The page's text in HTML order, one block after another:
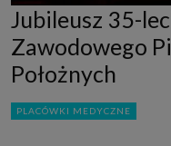
Jubileusz 35-
Zawodowego
Położnych
PLACÓWKI MEDYCZNE